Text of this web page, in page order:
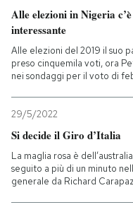
Alle elezioni in Nigeria
interessante
Alle elezioni del 2019 il suo
preso cinquemila voti, ora
nei sondaggi per il voto di
29/5/2022
Si decide il Giro d’Italia
La maglia rosa è
seguito a più di un minuto
generale da Richard